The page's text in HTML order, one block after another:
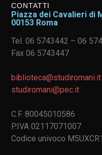
CONTATTI
Piazza dei Cavalieri di
00153 Roma
Tel. 06 5743442 – 06
Fax 06 5743447
biblioteca@studiromani.it
studiromani@pec.it
C.F. 80045010586
P.IVA 02117071007
Codice univoco M5UXCR1